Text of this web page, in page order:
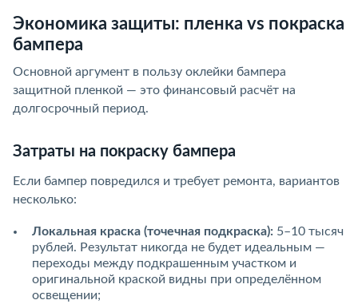
Экономика защиты: пленка vs покраска
бампера
Основной аргумент в пользу оклейки бампера
защитной пленкой — это финансовый расчёт на
долгосрочный период.
Затраты на покраску бампера
Если бампер повредился и требует ремонта, вариантов
несколько:
Локальная краска (точечная подкраска): 5–10 тысяч
рублей. Результат никогда не будет идеальным —
переходы между подкрашенным участком и
оригинальной краской видны при определённом
освещении;